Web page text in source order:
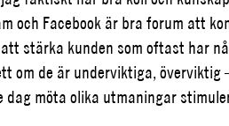
och Facebook är bra forum att
stärka kunden som oftast har
om de är underviktiga, överviktig
dag möta olika utmaningar